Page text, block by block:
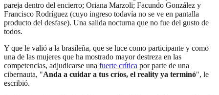
pareja dentro del encierro; Oriana Marzoli; Facundo González y
Francisco Rodríguez (cuyo ingreso todavía no se ve en pantalla
producto del desfase). Una salida nocturna que no fue del gusto de
todos.
Y que le valió a la brasileña, que se luce como participante y como
una de las mujeres que ha mostrado mayor destreza en las
competencias, adjudicarse una fuerte crítica por parte de una
cibernauta, "Anda a cuidar a tus críos, el reality ya terminó", le
escribió.